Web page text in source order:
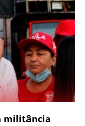
militância